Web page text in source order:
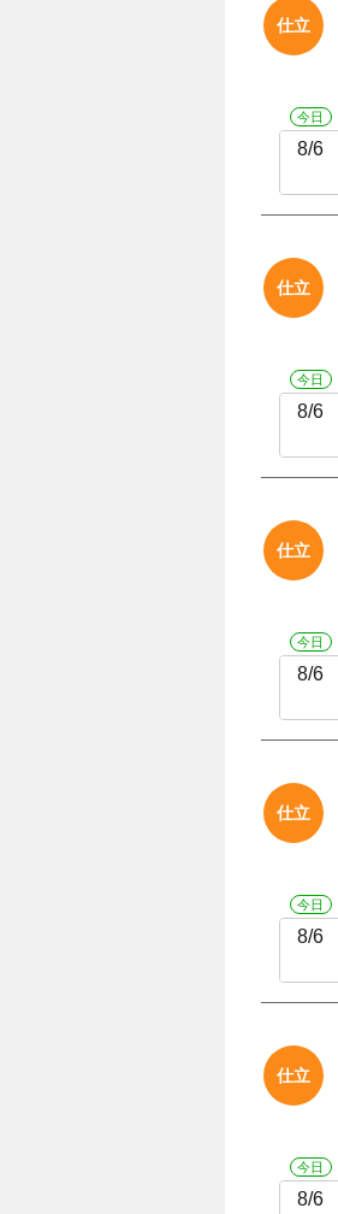
仕立
今日
8/6
仕立
今日
8/6
仕立
今日
8/6
仕立
今日
8/6
仕立
今日
8/6